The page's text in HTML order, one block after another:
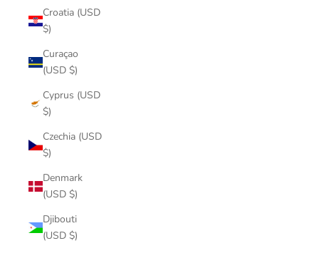
Croatia (USD
$)
Curaçao
(USD $)
Cyprus (USD
$)
Czechia (USD
$)
Denmark
(USD $)
Djibouti
(USD $)